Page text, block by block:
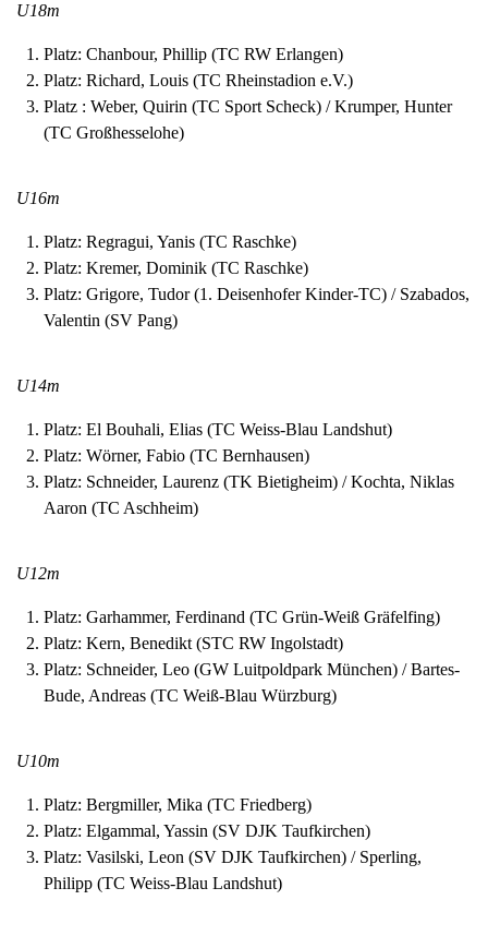
U18m
Platz: Chanbour, Phillip (TC RW Erlangen)
Platz: Richard, Louis (TC Rheinstadion e.V.)
Platz : Weber, Quirin (TC Sport Scheck) / Krumper, Hunter
(TC Großhesselohe)
U16m
Platz: Regragui, Yanis (TC Raschke)
Platz: Kremer, Dominik (TC Raschke)
Platz: Grigore, Tudor (1. Deisenhofer Kinder-TC) / Szabados,
Valentin (SV Pang)
U14m
Platz: El Bouhali, Elias (TC Weiss-Blau Landshut)
Platz: Wörner, Fabio (TC Bernhausen)
Platz: Schneider, Laurenz (TK Bietigheim) / Kochta, Niklas
Aaron (TC Aschheim)
U12m
Platz: Garhammer, Ferdinand (TC Grün-Weiß Gräfelfing)
Platz: Kern, Benedikt (STC RW Ingolstadt)
Platz: Schneider, Leo (GW Luitpoldpark München) / Bartes-
Bude, Andreas (TC Weiß-Blau Würzburg)
U10m
Platz: Bergmiller, Mika (TC Friedberg)
Platz: Elgammal, Yassin (SV DJK Taufkirchen)
Platz: Vasilski, Leon (SV DJK Taufkirchen) / Sperling,
Philipp (TC Weiss-Blau Landshut)